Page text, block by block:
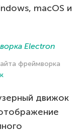
macOS и
фреймворка
движок